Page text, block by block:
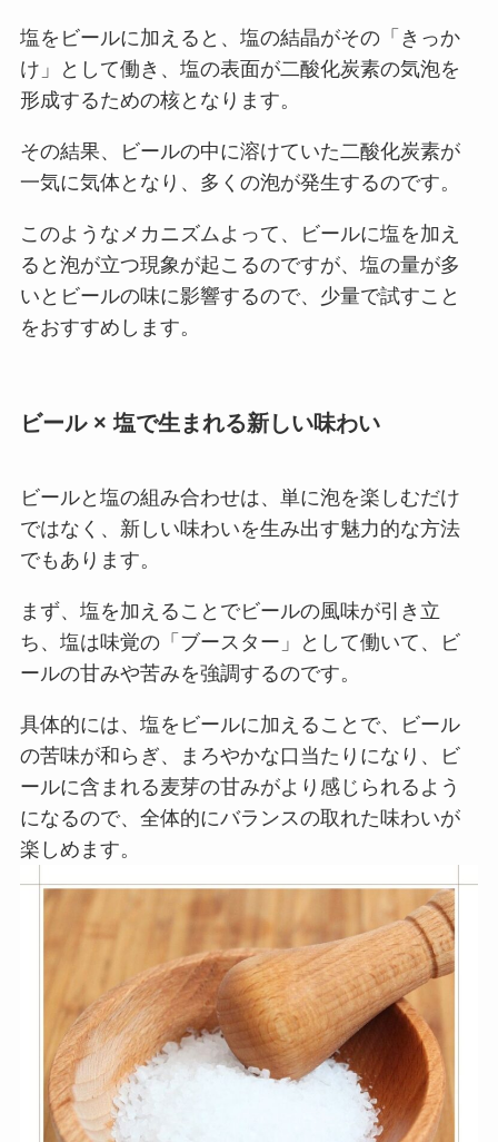
塩をビールに加えると、塩の結晶がその「きっか
け」として働き、塩の表面が二酸化炭素の気泡を
形成するための核となります。
その結果、ビールの中に溶けていた二酸化炭素が
一気に気体となり、多くの泡が発生するのです。
このようなメカニズムよって、ビールに塩を加え
ると泡が立つ現象が起こるのですが、塩の量が多
いとビールの味に影響するので、少量で試すこと
をおすすめします。
ビール × 塩で生まれる新しい味わい
ビールと塩の組み合わせは、単に泡を楽しむだけ
ではなく、新しい味わいを生み出す魅力的な方法
でもあります。
まず、塩を加えることでビールの風味が引き立
ち、塩は味覚の「ブースター」として働いて、ビ
ールの甘みや苦みを強調するのです。
具体的には、塩をビールに加えることで、ビール
の苦味が和らぎ、まろやかな口当たりになり、ビ
ールに含まれる麦芽の甘みがより感じられるよう
になるので、全体的にバランスの取れた味わいが
楽しめます。